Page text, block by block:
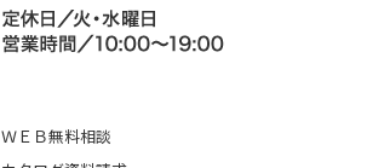
ＷＥＢ無料相談